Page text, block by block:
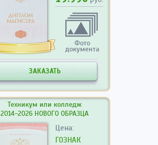
Фото
документа
ЗАКАЗАТЬ
Техникум или колледж
2014-2026 НОВОГО ОБРАЗЦА
Цена:
ГОЗНАК